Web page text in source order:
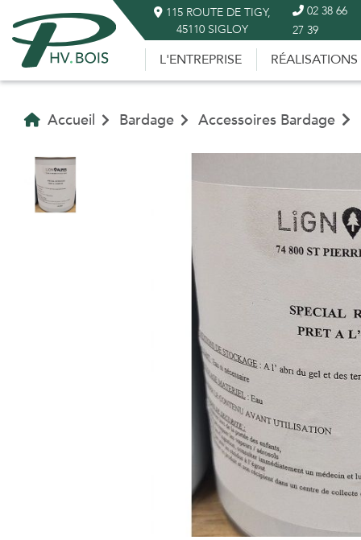
115 ROUTE DE TIGY,
45110 SIGLOY
02 38 66
27 39
L'ENTREPRISE RÉALISATIONS
Accueil Bardage Accessoires Bardage